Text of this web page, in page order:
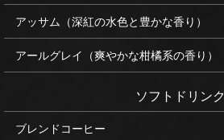
アッサム（深紅の水色と豊かな香り）
アールグレイ（爽やかな柑橘系の香り）
ソフトドリンク
ブレンドコーヒー